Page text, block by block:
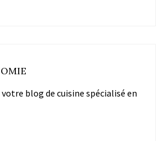
blog de cuisine spécialisé en